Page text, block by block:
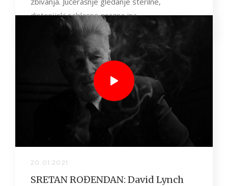
distopijski sablasno prazne ina...
20.01.2021.
SRETAN ROĐENDAN: David Lynch